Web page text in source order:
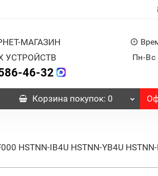
МАГАЗИН
УСТРОЙСТВ
46-32
Пн-Вс
Корзина покупок: 0
HSTNN-IB4U HSTNN-YB4U